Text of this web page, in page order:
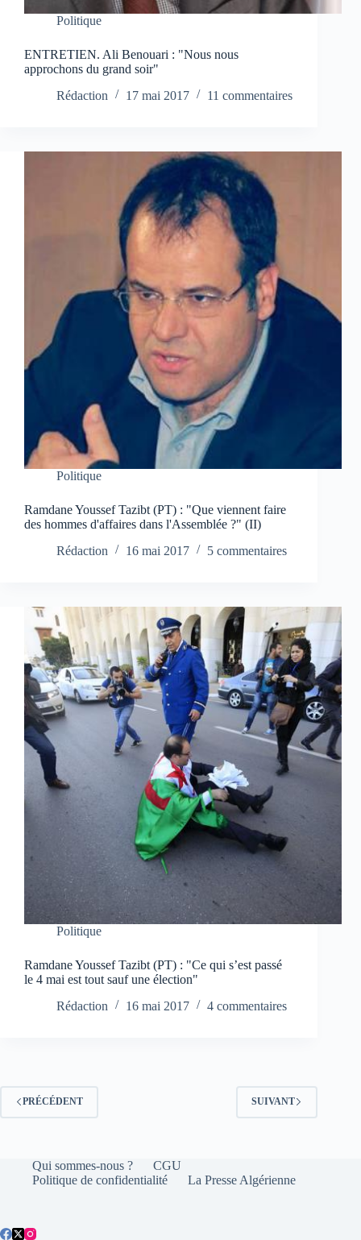
Politique
ENTRETIEN. Ali Benouari : "Nous nous
approchons du grand soir"
Rédaction
17 mai 2017 11 commentaires
Politique
Ramdane Youssef Tazibt (PT) : "Que viennent faire
des hommes d'affaires dans l'Assemblée ?" (II)
Rédaction
16 mai 2017 5 commentaires
Politique
Ramdane Youssef Tazibt (PT) : "Ce qui s’est passé
le 4 mai est tout sauf une élection"
Rédaction
16 mai 2017 4 commentaires
PRÉCÉDENT SUIVANT
Qui sommes-nous ?
CGU
Politique de confidentialité
La Presse Algérienne